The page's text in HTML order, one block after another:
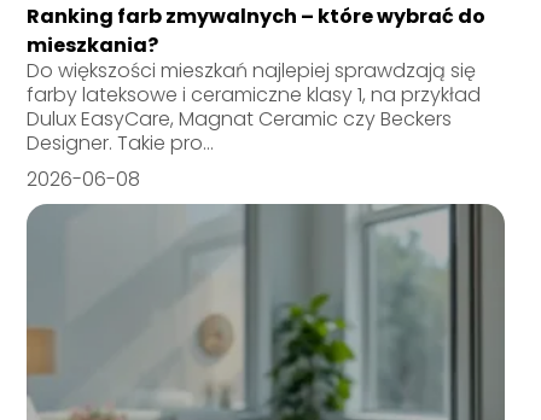
Ranking farb zmywalnych – które wybrać do
mieszkania?
Do większości mieszkań najlepiej sprawdzają się
farby lateksowe i ceramiczne klasy 1, na przykład
Dulux EasyCare, Magnat Ceramic czy Beckers
Designer. Takie pro...
2026-06-08